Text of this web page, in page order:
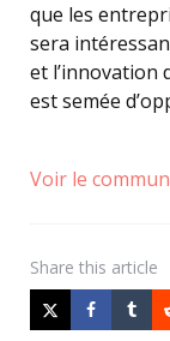
que les
sera
et l’innovation
est semée
Voir le
Share this article